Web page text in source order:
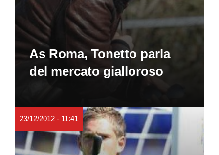
As Roma, Tonetto parla
del mercato gialloroso
23/12/2012 - 11:41